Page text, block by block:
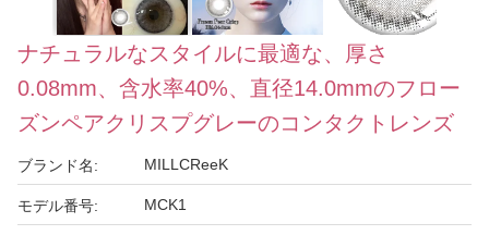
ナチュラルなスタイルに最適な、厚さ
0.08mm、含水率40%、直径14.0mmのフロー
ズンペアクリスプグレーのコンタクトレンズ
ブランド名: MILLCReeK
モデル番号: MCK1